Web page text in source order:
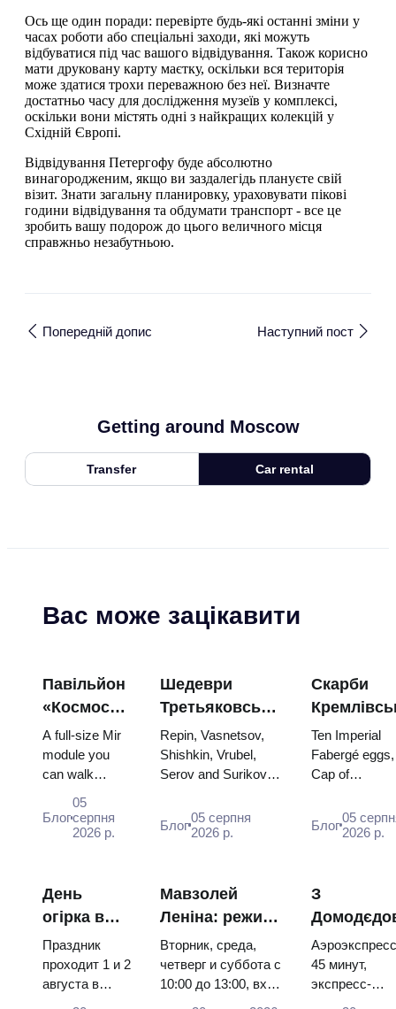
Ось ще один поради: перевірте будь-які останні зміни у
часах роботи або спеціальні заходи, які можуть
відбуватися під час вашого відвідування. Також корисно
мати друковану карту маєтку, оскільки вся територія
може здатися трохи переважною без неї. Визначте
достатньо часу для дослідження музеїв у комплексі,
оскільки вони містять одні з найкращих колекцій у
Східній Європі.
Відвідування Петергофу буде абсолютно
винагородженим, якщо ви заздалегідь плануєте свій
візит. Знати загальну планировку, ураховувати пікові
години відвідування та обдумати транспорт - все це
зробить вашу подорож до цього величного місця
справжньо незабутньою.
Попередній допис Наступний пост
Getting around Moscow
Transfer Car rental
Вас може зацікавити
Павільйон
«Космос»
на ВДНГ:
всередині
найбільшої
космічної
виставки
A full-size Mir
module you
can walk
Energia–Buran
model,
capsules and
120 pieces of
flight...
Блог
05
серпня
2026 р.
Шедеври
Третьяковської
галереї:
картини,
заради яких
планувати
подорож
Repin, Vasnetsov,
Shishkin, Vrubel,
Serov and Surikov
stop people, where
they hang, and why
Блог 05 серпня
2026 р.
Скарби
зброї:
Фаберже,
трони та
вбрання
Ten Imperial
Fabergé
Cap of
double throne
two boy tsars
Catherine...
Блог05
2026 р.
День
огірка в
Суздалі
2026:
квитки,
Праздник
проходит 1 и 2
августа в
Мавзолей
Леніна: режим
роботи, вхід та
головна
плутанина з
Вторник, среда,
четверг и суббота с
10:00 до 13:00, вход
З
до центру
Москви:
45 минут,
экспресс-